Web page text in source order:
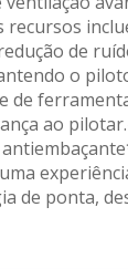
de
o
de
ao
de ponta,